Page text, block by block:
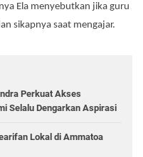
Ela menyebutkan jika guru
sikapnya saat mengajar.
Perkuat Akses
Selalu Dengarkan Aspirasi
Lokal di Ammatoa